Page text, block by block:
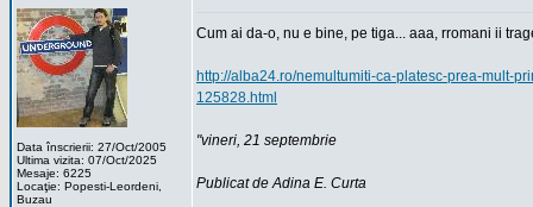
Data înscrierii: 27/Oct/2005
Ultima vizita: 07/Oct/2025
Mesaje: 6225
Locaţie: Popesti-Leordeni,
Buzau
Cum ai da-o, nu e bine, pe tiga... aaa, rromani ii
http://alba24.ro/nemultumiti-ca-platesc-prea-mult-
125828.html
"vineri, 21 septembrie
Publicat de Adina E. Curta